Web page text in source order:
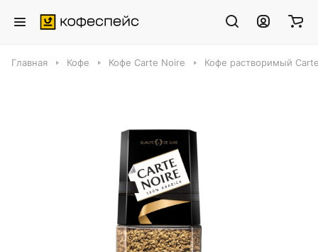
Главная Кофе Кофе Carte Noire Кофе растворимый